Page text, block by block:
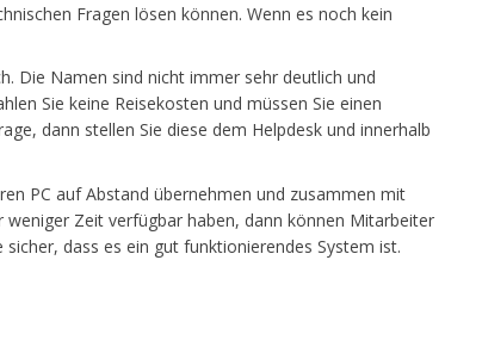
Fragen lösen können. Wenn es noch kein
Die Namen sind nicht immer sehr deutlich und
Sie keine Reisekosten und müssen Sie einen
dann stellen Sie diese dem Helpdesk und innerhalb
PC auf Abstand übernehmen und zusammen mit
Zeit verfügbar haben, dann können Mitarbeiter
dass es ein gut funktionierendes System ist.